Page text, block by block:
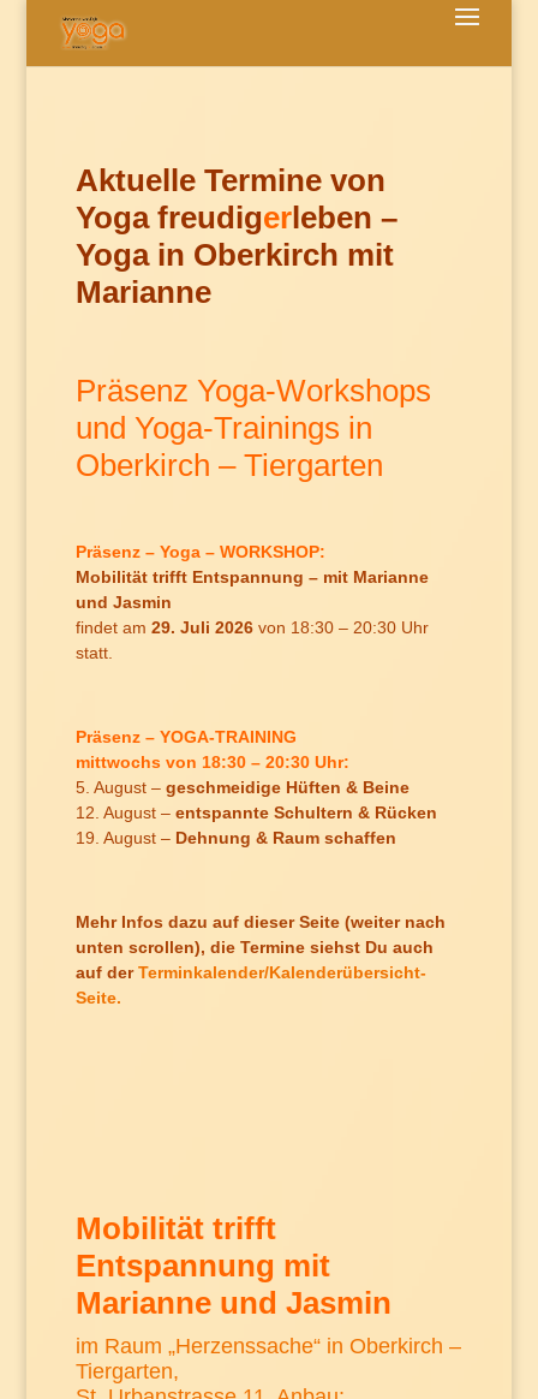
Aktuelle Termine von
Yoga freudigerleben –
Yoga in Oberkirch mit
Marianne
Präsenz Yoga-Workshops
und Yoga-Trainings in
Oberkirch – Tiergarten
Präsenz – Yoga – WORKSHOP:
Mobilität trifft Entspannung – mit Marianne
und Jasmin
findet am 29. Juli 2026von 18:30 – 20:30 Uhr
statt.
Präsenz – YOGA-TRAINING
mittwochs von 18:30 – 20:30 Uhr:
5. August – geschmeidige Hüften & Beine
12. August – entspannte Schultern & Rücken
19. August –Dehnung & Raum schaffen
Mehr Infos dazu auf dieser Seite (weiter nach
unten scrollen), die Termine siehst Du auch
auf derTerminkalender/Kalenderübersicht-
Seite.
Mobilität trifft
Entspannung mit
Marianne und Jasmin
im Raum „Herzenssache“ in Oberkirch –
Tiergarten,